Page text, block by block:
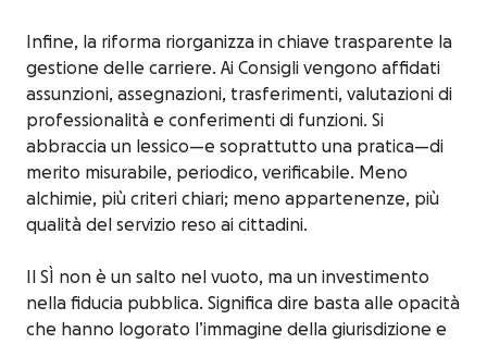
Infine, la riforma riorganizza in chiave trasparente la
gestione delle carriere. Ai Consigli vengono affidati
assunzioni, assegnazioni, trasferimenti, valutazioni di
professionalità e conferimenti di funzioni. Si
abbraccia un lessico—e soprattutto una pratica—di
merito misurabile, periodico, verificabile. Meno
alchimie, più criteri chiari; meno appartenenze, più
qualità del servizio reso ai cittadini.
Il SÌ non è un salto nel vuoto, ma un investimento
nella fiducia pubblica. Significa dire basta alle opacità
che hanno logorato l’immagine della giurisdizione e